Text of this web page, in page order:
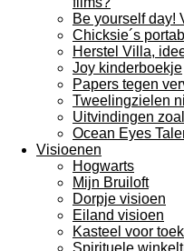
Be yourself day!
Chicksie´s
Herstel Villa,
Joy kinderboekje
Papers tegen
Tweelingzielen
Uitvindingen
Ocean Eyes
Visioenen
Hogwarts
Mijn Bruiloft
Dorpje visioen
Eiland visioen
Kasteel voor
Spirituele